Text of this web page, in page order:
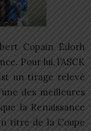
Copain Edorh
Pour lui, l’ASCK
un tirage relevé
des meilleures
la Renaissance
titre de la Coupe